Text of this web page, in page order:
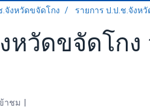
.จังหวัดขจัดโกง รายการ ป.ป.ช.จังห
หวัดขจัดโก
าชม